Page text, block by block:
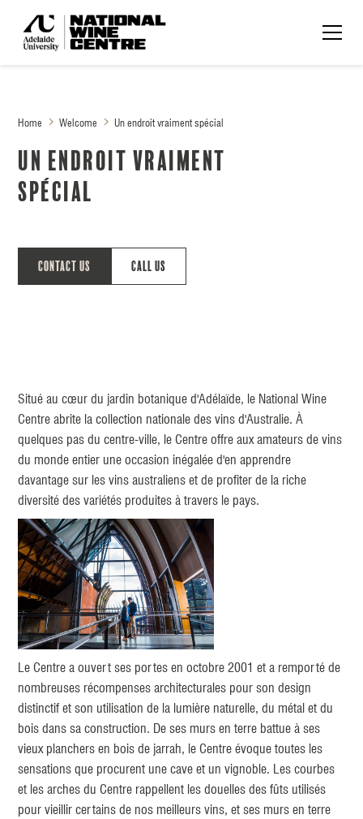
Home Welcome Un endroit vraiment spécial
Un endroit vraiment
spécial
Contact Us Call Us
Situé au cœur du jardin botanique d'Adélaïde, le National Wine
Centre abrite la collection nationale des vins d'Australie. À
quelques pas du centre-ville, le Centre offre aux amateurs de vins
du monde entier une occasion inégalée d'en apprendre
davantage sur les vins australiens et de profiter de la riche
diversité des variétés produites à travers le pays.
Le Centre a ouvert ses portes en octobre 2001 et a remporté de
nombreuses récompenses architecturales pour son design
distinctif et son utilisation de la lumière naturelle, du métal et du
bois dans sa construction. De ses murs en terre battue à ses
vieux planchers en bois de jarrah, le Centre évoque toutes les
sensations que procurent une cave et un vignoble. Les courbes
et les arches du Centre rappellent les douelles des fûts utilisés
pour vieillir certains de nos meilleurs vins, et ses murs en terre